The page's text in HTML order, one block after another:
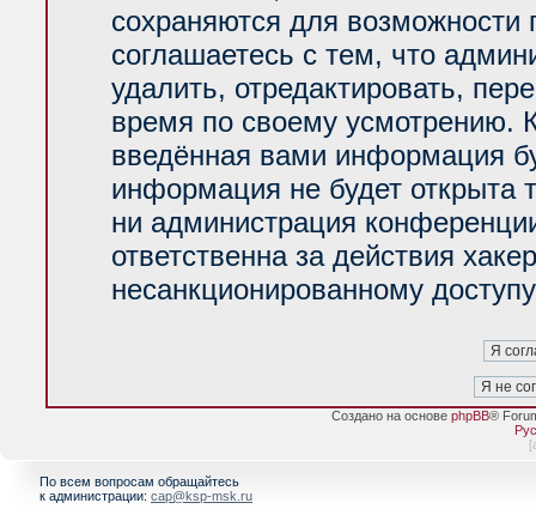
сохраняются для возможности
соглашаетесь с тем, что
удалить, отредактировать,
время по своему усмотрению.
введённая вами информация
информация не будет открыта
ни администрация
ответственна за действия
несанкционированному
Создано на основе phpBB®
[
По всем вопросам обращайтесь
к администрации: cap@ksp-msk.ru